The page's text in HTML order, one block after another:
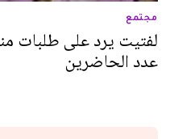
مجتمع
لفتيت يرد على طلبات
عدد الحاضرين